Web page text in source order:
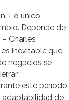
Lo único
Depende de
Charles
inevitable que
negocios se
este período
adaptabilidad de